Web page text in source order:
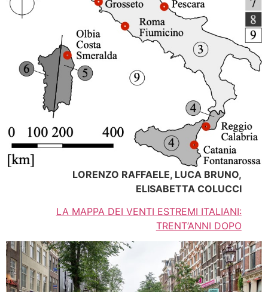
LORENZO RAFFAELE, LUCA BRUNO,
ELISABETTA COLUCCI
LA MAPPA DEI VENTI ESTREMI ITALIANI:
TRENT’ANNI DOPO